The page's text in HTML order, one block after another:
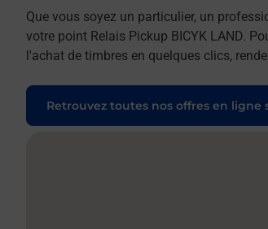
Que vous soyez un particulier, un
votre point Relais Pickup BICYK LAND.
l'achat de timbres en quelques clics,
Retrouvez toutes nos offres en ligne